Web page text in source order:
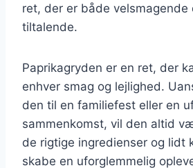
ret, der er både velsmagende
tiltalende.
Paprikagryden er en ret, der
enhver smag og lejlighed.
den til en familiefest eller en
sammenkomst, vil den altid
de rigtige ingredienser og lidt
skabe en uforglemmelig